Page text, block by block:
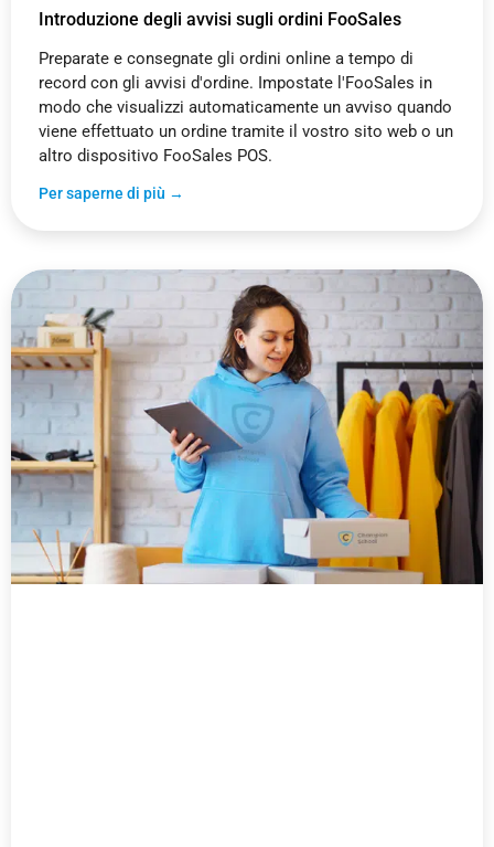
Introduzione degli avvisi sugli ordini FooSales
Preparate e consegnate gli ordini online a tempo di
record con gli avvisi d'ordine. Impostate l'FooSales in
modo che visualizzi automaticamente un avviso quando
viene effettuato un ordine tramite il vostro sito web o un
altro dispositivo FooSales POS.
Per saperne di più →